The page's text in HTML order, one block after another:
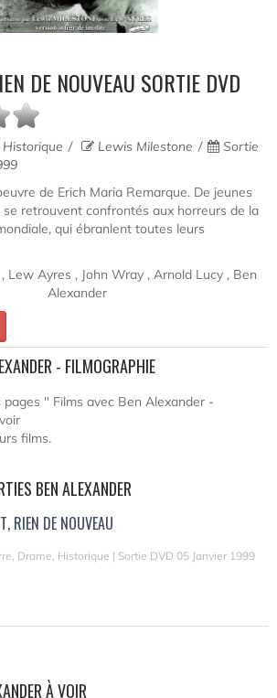
DE NOUVEAU SORTIE DVD
Historique Lewis Milestone
Sortie
de Erich Maria Remarque. De jeunes
se retrouvent confrontés aux horreurs de la
qui ébranlent toutes leurs
Lew Ayres , John Wray , Arnold Lucy , Ben
Alexander
- FILMOGRAPHIE
" Films avec Ben Alexander -
films.
BEN ALEXANDER
RIEN DE NOUVEAU
Drame, Historique | Sortie DVD 05 Janvier 1999
À VOIR